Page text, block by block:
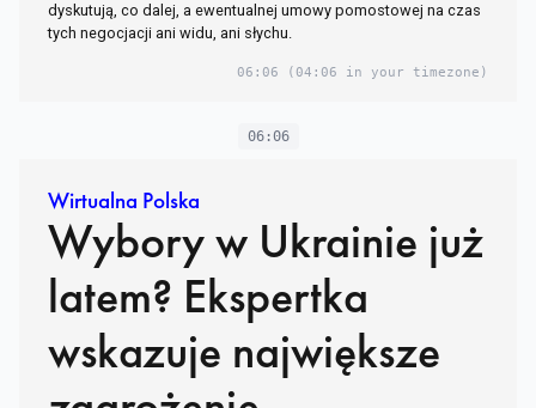
dyskutują, co dalej, a ewentualnej umowy pomostowej na czas
tych negocjacji ani widu, ani słychu.
06:06 (04:06 in your timezone)
06:06
Wirtualna Polska
Wybory w Ukrainie już
latem? Ekspertka
wskazuje największe